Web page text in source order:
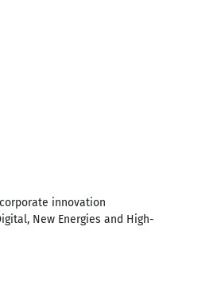
innovation
New Energies and High-